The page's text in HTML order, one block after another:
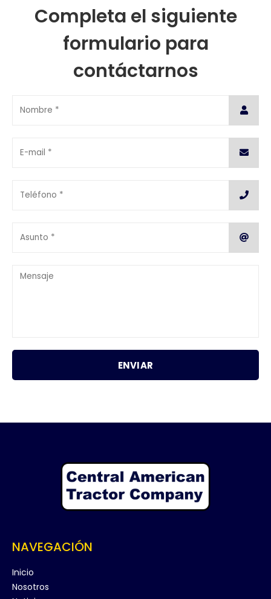
Completa el siguiente
formulario para
contáctarnos
NAVEGACIÓN
Inicio
Nosotros